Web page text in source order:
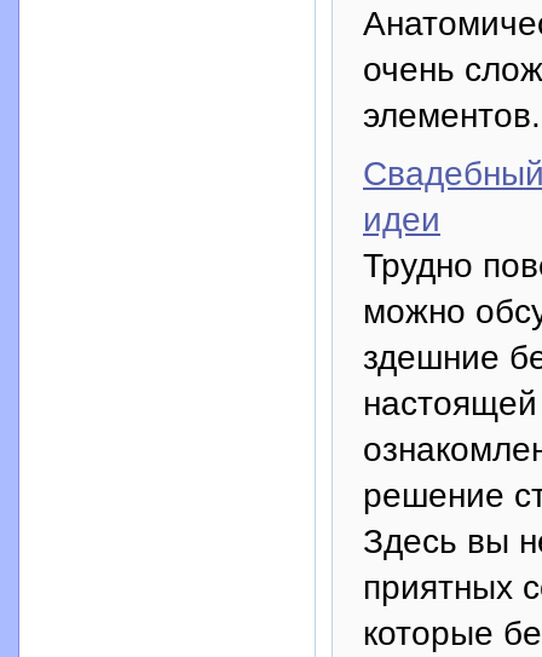
очень
элементов.
идеи
Трудно
можно
здешние
решение
Здесь вы
приятных
которые